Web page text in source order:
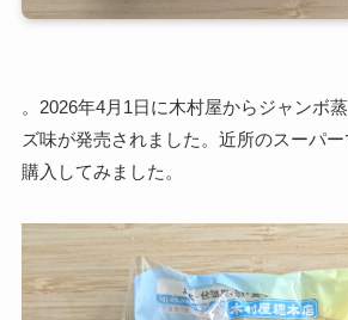
。2026年4月1日に木村屋からジャンボ
ズ味が発売されました。近所のスーパ
購入してみました。